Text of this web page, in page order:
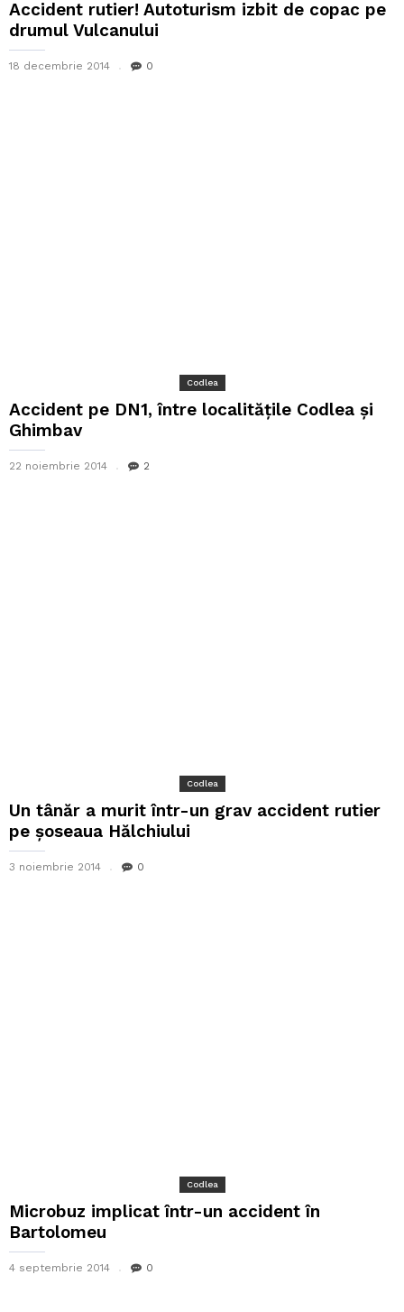
Accident rutier! Autoturism izbit de copac pe
drumul Vulcanului
18 decembrie 2014 0
Codlea
Accident pe DN1, între localitățile Codlea și
Ghimbav
22 noiembrie 2014 2
Codlea
Un tânăr a murit într-un grav accident rutier
pe șoseaua Hălchiului
3 noiembrie 2014 0
Codlea
Microbuz implicat într-un accident în
Bartolomeu
4 septembrie 2014 0